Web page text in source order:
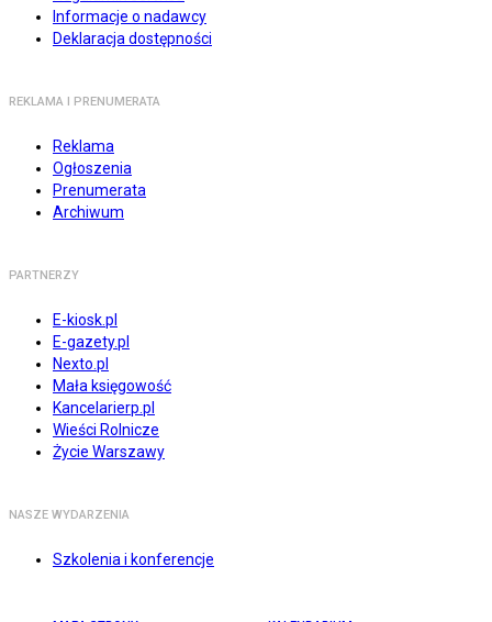
Informacje o nadawcy
Deklaracja dostępności
REKLAMA I PRENUMERATA
Reklama
Ogłoszenia
Prenumerata
Archiwum
PARTNERZY
E-kiosk.pl
E-gazety.pl
Nexto.pl
Mała księgowość
Kancelarierp.pl
Wieści Rolnicze
Życie Warszawy
NASZE WYDARZENIA
Szkolenia i konferencje